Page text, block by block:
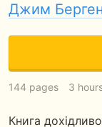
Джим Берген
144 pages 3
Книга